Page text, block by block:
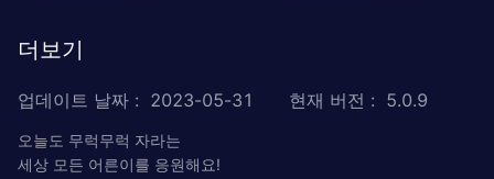
더보기
업데이트 날짜 : 2023-05-31 현재 버전 : 5.0.9
오늘도 무럭무럭 자라는
세상 모든 어른이를 응원해요!